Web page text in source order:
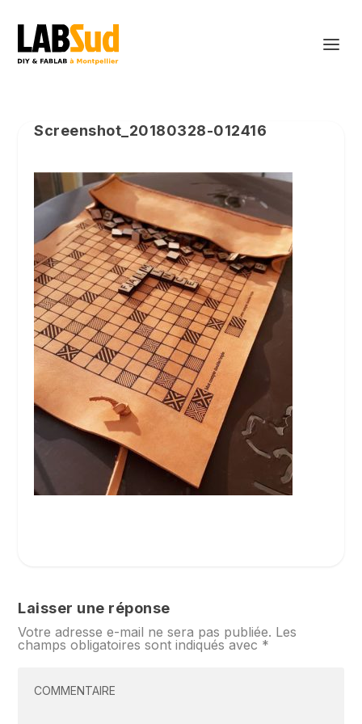
Screenshot_20180328-012416
Laisser une réponse
Votre adresse e-mail ne sera pas publiée. Les
champs obligatoires sont indiqués avec *